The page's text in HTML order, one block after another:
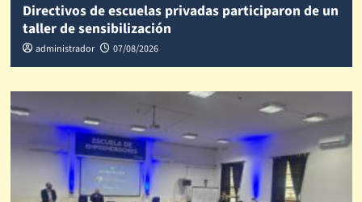
Directivos de escuelas privadas participaron de un
taller de sensibilización
administrador 07/08/2026